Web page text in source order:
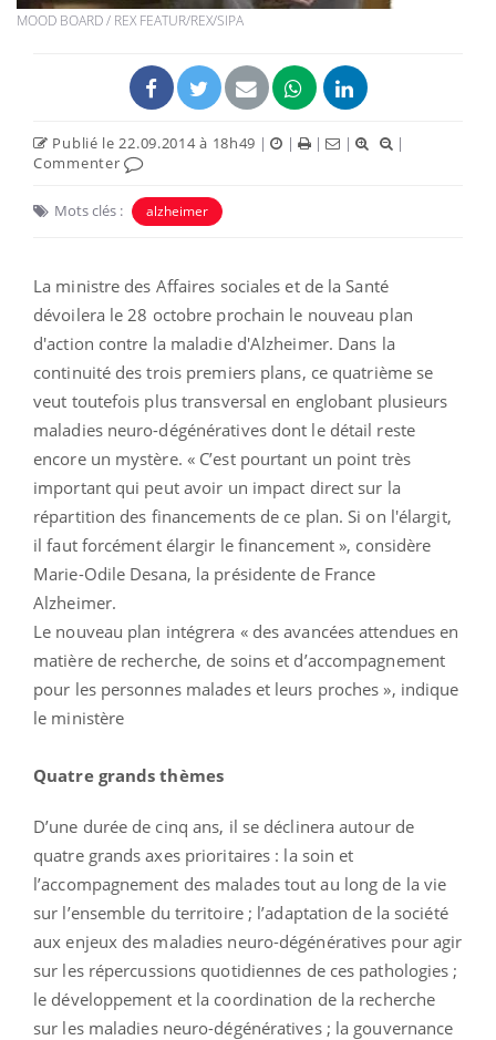
MOOD BOARD / REX FEATUR/REX/SIPA
Publié le 22.09.2014 à 18h49 | | | |
|
Commenter
Mots clés : alzheimer
La ministre des Affaires sociales et de la Santé
dévoilera le 28 octobre prochain le nouveau plan
d'action contre la maladie d'Alzheimer. Dans la
continuité des trois premiers plans, ce quatrième se
veut toutefois plus transversal en englobant plusieurs
maladies neuro-dégénératives dont le détail reste
encore un mystère. « C’est pourtant un point très
important qui peut avoir un impact direct sur la
répartition des financements de ce plan. Si on l'élargit,
il faut forcément élargir le financement », considère
Marie-Odile Desana, la présidente de France
Alzheimer.
Le nouveau plan intégrera « des avancées attendues en
matière de recherche, de soins et d’accompagnement
pour les personnes malades et leurs proches », indique
le ministère
Quatre grands thèmes
D’une durée de cinq ans, il se déclinera autour de
quatre grands axes prioritaires : la soin et
l’accompagnement des malades tout au long de la vie
sur l’ensemble du territoire ; l’adaptation de la société
aux enjeux des maladies neuro-dégénératives pour agir
sur les répercussions quotidiennes de ces pathologies ;
le développement et la coordination de la recherche
sur les maladies neuro-dégénératives ; la gouvernance